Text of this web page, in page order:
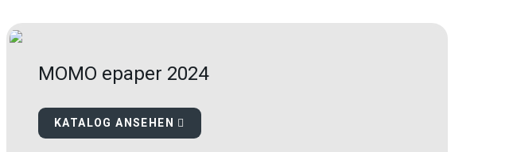
MOMO epaper 2024
KATALOG ANSEHEN